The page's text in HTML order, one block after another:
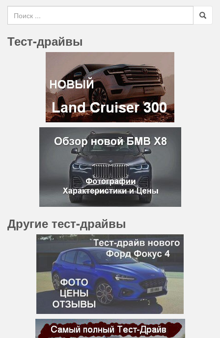
Search for
Тест-драйвы
Другие тест-драйвы